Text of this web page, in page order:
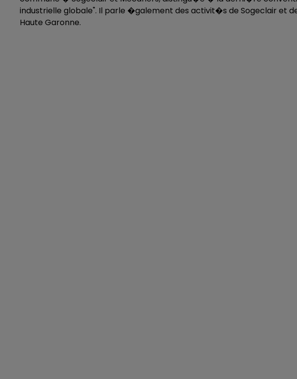
industrielle globale". Il parle �galement des activit�s de Sogeclair et
Haute Garonne.